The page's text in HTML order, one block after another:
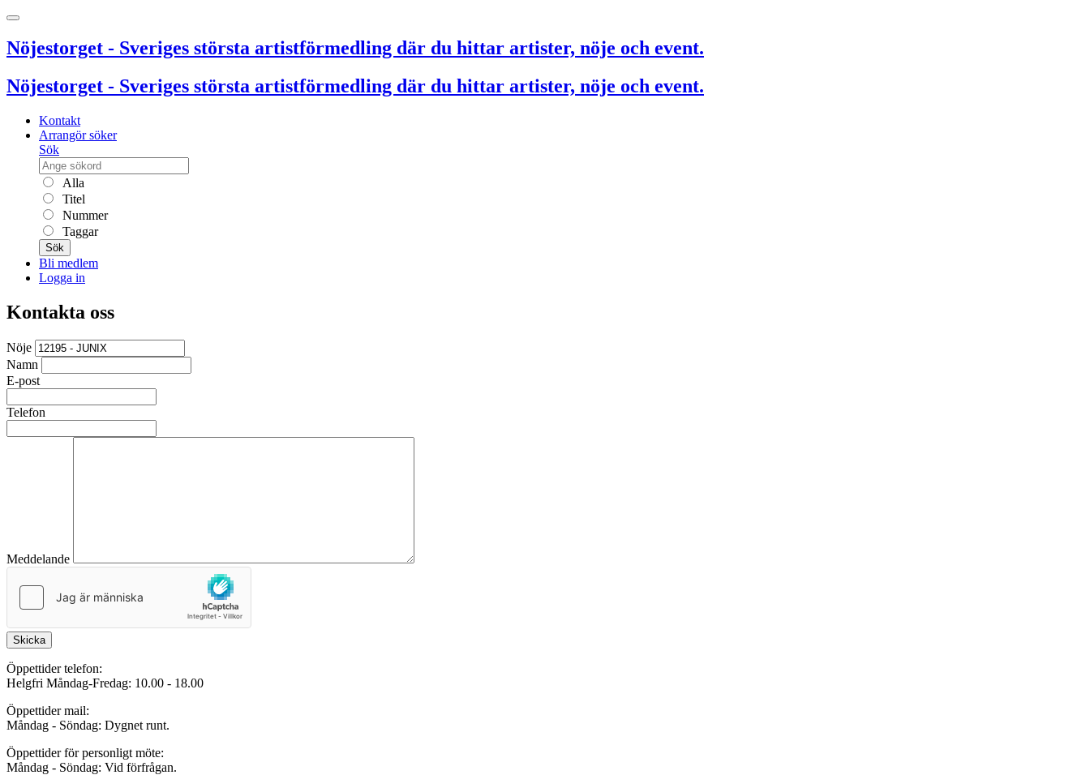
Nöjestorget - Sveriges största artistförmedling där du hittar artister, nöje och event.
Nöjestorget - Sveriges största artistförmedling där du hittar artister, nöje och event.
Kontakt
Arrangör söker
Sök
Alla
Titel
Nummer
Taggar
Sök
Bli medlem
Logga in
Kontakta oss
Nöje
Namn
E-post
Telefon
Meddelande
Skicka
Öppettider telefon:
Helgfri Måndag-Fredag: 10.00 - 18.00
Öppettider mail:
Måndag - Söndag: Dygnet runt.
Öppettider för personligt möte:
Måndag - Söndag: Vid förfrågan.